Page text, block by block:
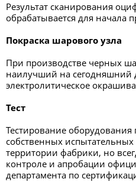
Результат сканирования
обрабатывается для начала
Покраска шарового узла
При производстве черных
наилучший на сегодняшний
электролитическое
Тест
Тестирование
собственных
территории фабрики, но
контроле и апробации
департамента по